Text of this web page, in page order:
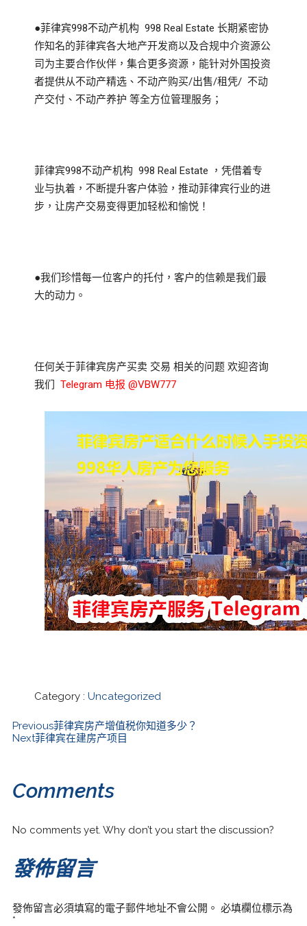
●菲律宾998不动产机构 998 Real Estate 长期紧密协
作知名的菲律宾各大地产开发商以及合规中介资源公
司为主要合作伙伴，集合更多资源，能针对外国投资
者提供从不动产精选、不动产购买/出售/租凭/ 不动
产交付、不动产养护 等全方位管理服务；
菲律宾998不动产机构 998 Real Estate ，凭借着专
业与执着，不断提升客户体验，推动菲律宾行业的进
步，让房产交易变得更加轻松和愉悦！
●我们珍惜每一位客户的托付，客户的信赖是我们最
大的动力。
任何关于菲律宾房产买卖 交易 相关的问题 欢迎咨询
我们 Telegram 电报 @VBW777
Category : Uncategorized
Previous菲律宾房产增值税你知道多少？
Next菲律宾在建房产项目
Comments
No comments yet. Why don’t you start the discussion?
發佈留言
發佈留言必須填寫的電子郵件地址不會公開。 必填欄位標示為
*